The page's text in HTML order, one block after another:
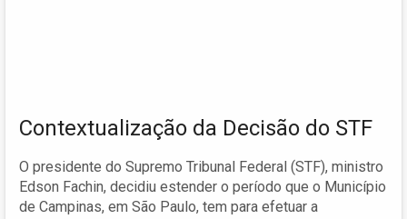
Contextualização da Decisão do STF
O presidente do Supremo Tribunal Federal (STF), ministro
Edson Fachin, decidiu estender o período que o Município
de Campinas, em São Paulo, tem para efetuar a